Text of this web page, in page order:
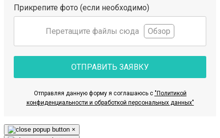
Прикрепите фото (если необходимо)
Перетащите файлы сюда Обзор
ОТПРАВИТЬ ЗАЯВКУ
Отправляя данную форму я соглашаюсь с "Политикой
конфиденциальности и обработкой персональных данных"
×